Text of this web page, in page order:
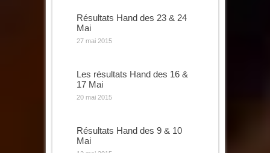
Résultats Hand des 23 & 24
Mai
27 mai 2015
Les résultats Hand des 16 &
17 Mai
20 mai 2015
Résultats Hand des 9 & 10
Mai